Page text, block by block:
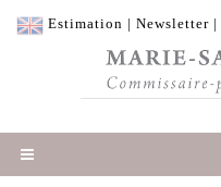
Estimation | Newsletter |